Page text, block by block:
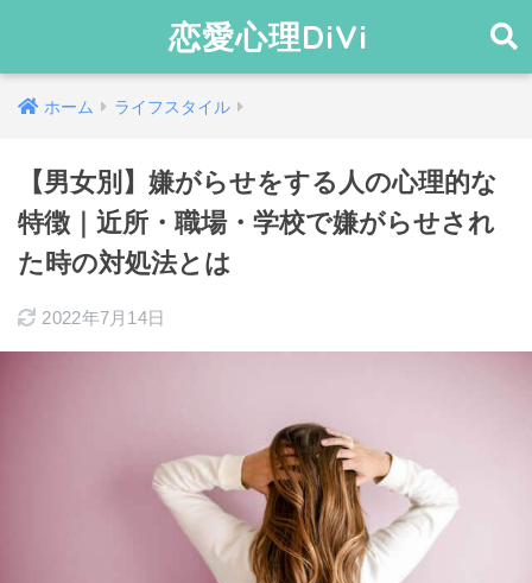
恋愛心理DiVi
ホーム ライフスタイル
【男女別】嫌がらせをする人の心理的な
特徴｜近所・職場・学校で嫌がらせされ
た時の対処法とは
2022年7月14日